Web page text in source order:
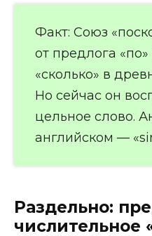
Факт: Союз
от предлога
«сколько» в
Но сейчас он
цельное слово.
английском —
Раздельно:
числительное